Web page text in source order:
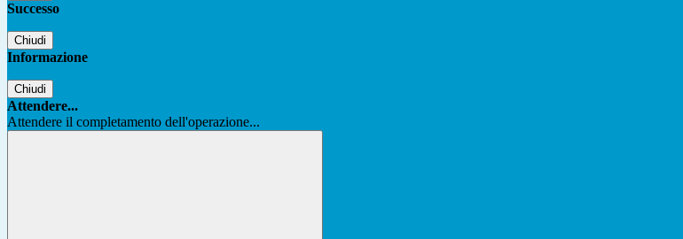
Successo
Chiudi
Informazione
Chiudi
Attendere...
Attendere il completamento dell'operazione...